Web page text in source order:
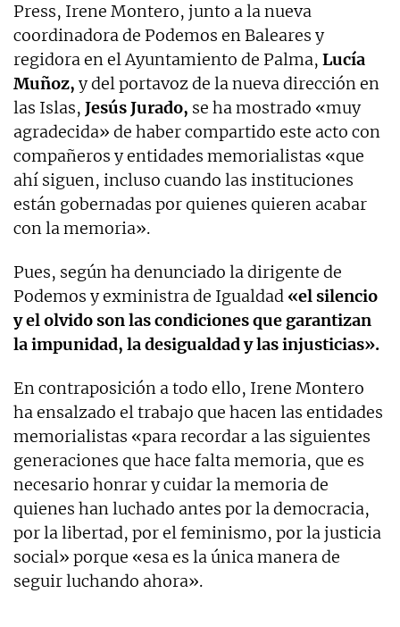
Press, Irene Montero, junto a la nueva
coordinadora de Podemos en Baleares y
regidora en el Ayuntamiento de Palma, Lucía
Muñoz, y del portavoz de la nueva dirección en
las Islas, Jesús Jurado, se ha mostrado «muy
agradecida» de haber compartido este acto con
compañeros y entidades memorialistas «que
ahí siguen, incluso cuando las instituciones
están gobernadas por quienes quieren acabar
con la memoria».
Pues, según ha denunciado la dirigente de
Podemos y exministra de Igualdad «el silencio
y el olvido son las condiciones que garantizan
la impunidad, la desigualdad y las injusticias».
En contraposición a todo ello, Irene Montero
ha ensalzado el trabajo que hacen las entidades
memorialistas «para recordar a las siguientes
generaciones que hace falta memoria, que es
necesario honrar y cuidar la memoria de
quienes han luchado antes por la democracia,
por la libertad, por el feminismo, por la justicia
social» porque «esa es la única manera de
seguir luchando ahora».